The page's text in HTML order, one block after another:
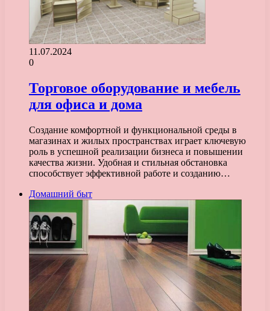
11.07.2024
0
Торговое оборудование и мебель
для офиса и дома
Создание комфортной и функциональной среды в
магазинах и жилых пространствах играет ключевую
роль в успешной реализации бизнеса и повышении
качества жизни. Удобная и стильная обстановка
способствует эффективной работе и созданию…
Домашний быт